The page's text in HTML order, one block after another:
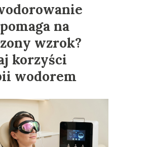
na
wzrok?
korzyści
wodorem